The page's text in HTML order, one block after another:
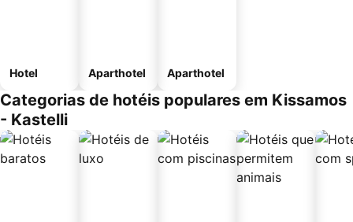
Hotel Aparthotel Aparthotel
Categorias de hotéis populares em Kissamos
- Kastelli